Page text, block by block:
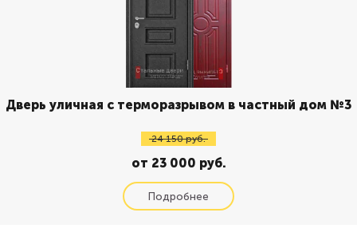
Дверь уличная с терморазрывом в частный дом №3
24 150 руб.
от 23 000 руб.